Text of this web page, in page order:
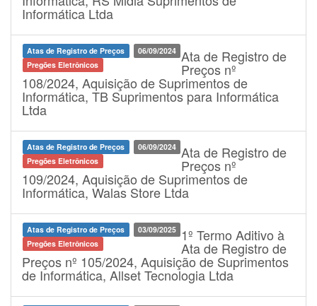
Informática Ltda
Atas de Registro de Preços
06/09/2024
Pregões Eletrônicos
Ata de Registro de
Preços nº
108/2024, Aquisição de Suprimentos de
Informática, TB Suprimentos para Informática
Ltda
Atas de Registro de Preços
06/09/2024
Pregões Eletrônicos
Ata de Registro de
Preços nº
109/2024, Aquisição de Suprimentos de
Informática, Walas Store Ltda
Atas de Registro de Preços
03/09/2025
Pregões Eletrônicos
1º Termo Aditivo à
Ata de Registro de
Preços nº 105/2024, Aquisição de Suprimentos
de Informática, Allset Tecnologia Ltda